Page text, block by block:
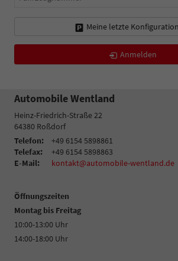
Meine letzte
Anmelden
Automobile Wentland
Heinz-Friedrich-Straße 22
64380 Roßdorf
Telefon:
+49 6154 5898861
Telefax:
+49 6154 5898863
E-Mail:
kontakt@automobile-wentland.de
Öffnungszeiten
Montag bis Freitag
10:00-13:00 Uhr
14:00-18:00 Uhr